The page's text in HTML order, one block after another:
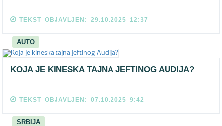
TEKST OBJAVLJEN: 29.10.2025 12:37
AUTO
KOJA JE KINESKA TAJNA JEFTINOG AUDIJA?
TEKST OBJAVLJEN: 07.10.2025 9:42
SRBIJA